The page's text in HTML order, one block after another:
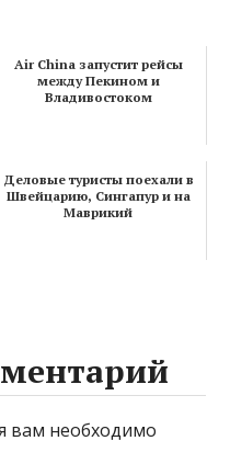
Air China запустит рейсы
между Пекином и
Владивостоком
Деловые туристы поехали в
Швейцарию, Сингапур и на
Маврикий
вам необходимо